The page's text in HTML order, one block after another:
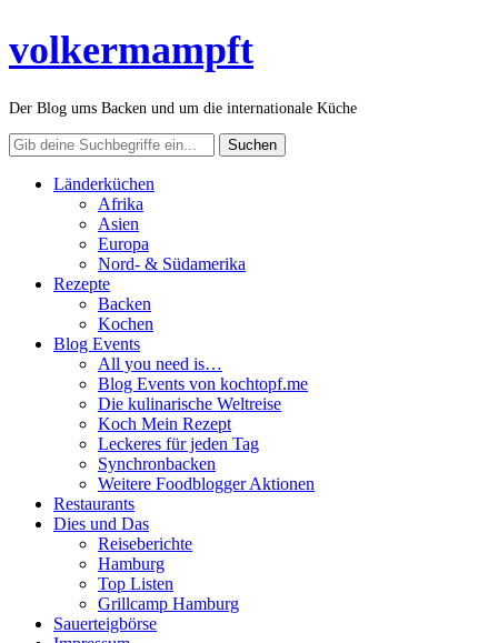
volkermampft
Der Blog ums Backen und um die internationale Küche
Länderküchen
Afrika
Asien
Europa
Nord- & Südamerika
Rezepte
Backen
Kochen
Blog Events
All you need is…
Blog Events von kochtopf.me
Die kulinarische Weltreise
Koch Mein Rezept
Leckeres für jeden Tag
Synchronbacken
Weitere Foodblogger Aktionen
Restaurants
Dies und Das
Reiseberichte
Hamburg
Top Listen
Grillcamp Hamburg
Sauerteigbörse